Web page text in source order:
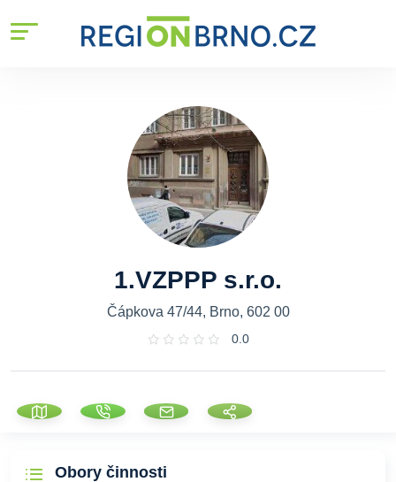
1.VZPPP s.r.o.
Čápkova 47/44, Brno, 602 00
0.0
Obory činnosti